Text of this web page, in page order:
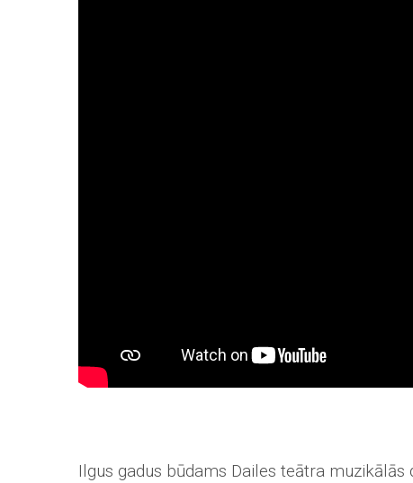
Ilgus gadus būdams Dailes teātra